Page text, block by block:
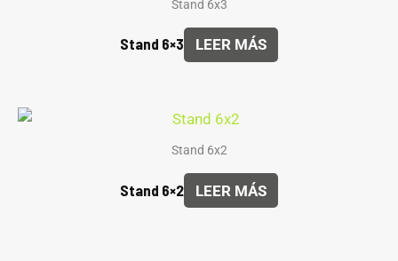
Stand 6x3
Stand 6×3 LEER MÁS
Stand 6x2
Stand 6×2 LEER MÁS